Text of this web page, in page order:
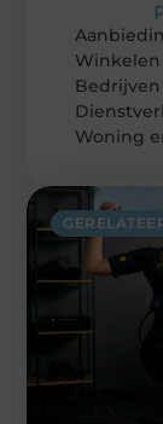
Winkelen
Bedrijven
Woning